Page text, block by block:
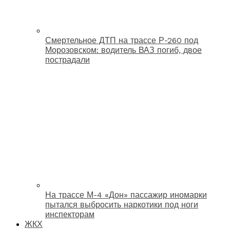
Смертельное ДТП на трассе Р-260 под
Морозовском: водитель ВАЗ погиб, двое
пострадали
На трассе М-4 «Дон» пассажир иномарки
пытался выбросить наркотики под ноги
инспекторам
ЖКХ